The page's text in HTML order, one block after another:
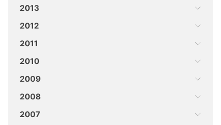
2013
2012
2011
2010
2009
2008
2007